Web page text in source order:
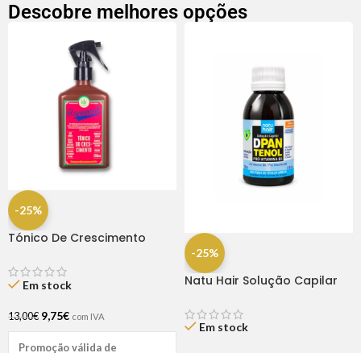
Descobre melhores opções
-25%
Tónico De Crescimento
Em stock
13,00€ 9,75€ com IVA
Promoção válida de
-25%
Natu Hair Solução Capilar
Em stock